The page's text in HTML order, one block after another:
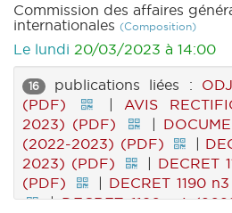
Commission des affaires
internationales (Composition)
Le lundi 20/03/2023 à 14:00
16 publications liées :
(PDF)
|AVIS
2023) (PDF)
|
(2022-2023) (PDF)
|
2023) (PDF)
| DECRET
(PDF)
| DECRET 1190
|DECRET 1190 n4